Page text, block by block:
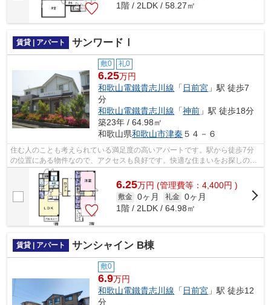
1階 / 2LDK / 58.27㎡
賃貸 | アパート サンワードⅠ
敷0 礼0
6.25万円
和歌山電鐵貴志川線 「 日前宮 」駅 徒歩7
分
和歌山電鐵貴志川線 「神前 」駅 徒歩18分
築23年 / 64.98㎡
和歌山県和歌山市津秦 ５４－６
住む人のことも考えられている満足度の高いアパートです。駅から徒歩7分
の位置にある物件なので、アクセスも良好です。快適な住まいをお探しの方
は、ぜひ当社へご連絡下さい。地域に詳...
6.25万円 (管理費等：4,400円 )
敷金 0ヶ月 礼金 0ヶ月
1階 / 2LDK / 64.98㎡
賃貸 | アパート サンシャイン B棟
敷0
6.9万円
和歌山電鐵貴志川線 「日前宮 」駅 徒歩12
分